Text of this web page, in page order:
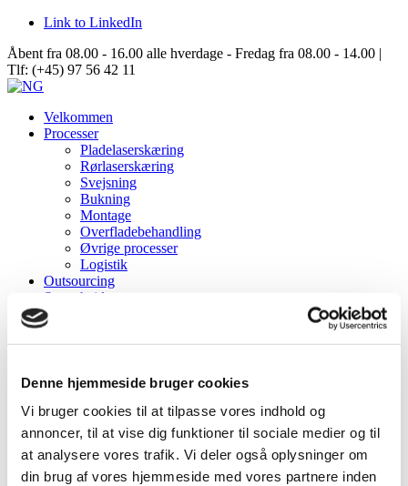
Denne hjemmeside bruger cookies
Vi bruger cookies til at tilpasse vores indhold og
annoncer, til at vise dig funktioner til sociale medier og til
at analysere vores trafik. Vi deler også oplysninger om
din brug af vores hjemmeside med vores partnere inden
Link to LinkedIn
Åbent fra 08.00 - 16.00 alle hverdage - Fredag fra 08.00 - 14.00 |
Tlf: (+45) 97 56 42 11
Velkommen
Processer
Pladelaserskæring
Rørlaserskæring
Svejsning
Bukning
Montage
Overfladebehandling
Øvrige processer
Logistik
Outsourcing
Samarbejde
Data Center Solutions
Aisle Containment
Om NG
Virksomhedsinformation
Karriere hos os
Salg & Leveringsbetingelser
Kontakt
Kontakt os
Team NG